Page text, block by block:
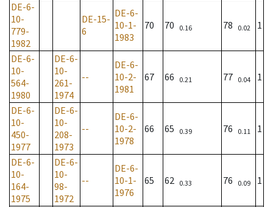
DE-6-
10-
779-
1982
DE-15-
6
DE-6-
10-1-
1983
70 70 0.16 78 0.02 1
DE-6-
10-
564-
1980
DE-6-
10-
261-
1974
--
DE-6-
10-2-
1981
67 66 0.21 77 0.04 1
DE-6-
10-
450-
1977
DE-6-
10-
208-
1973
--
DE-6-
10-2-
1978
66 65 0.39 76 0.11 1
DE-6-
10-
164-
1975
DE-6-
10-
98-
1972
--
DE-6-
10-1-
1976
65 62 0.33 76 0.09 1